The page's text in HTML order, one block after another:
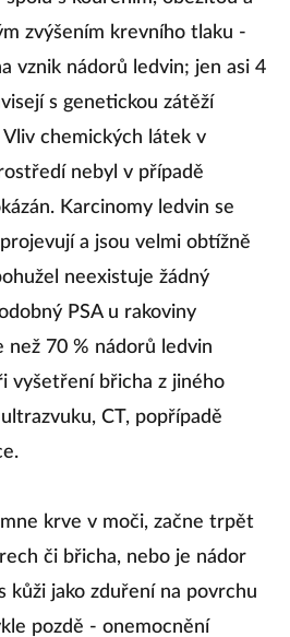
zvýšením krevního tlaku -
vznik nádorů ledvin; jen asi 4
s genetickou zátěží
chemických látek v
nebyl v případě
Karcinomy ledvin se
a jsou velmi obtížně
neexistuje žádný
PSA u rakoviny
než 70 % nádorů ledvin
vyšetření břicha z jiného
CT, popřípadě
krve v moči, začne trpět
či břicha, nebo je nádor
kůži jako zduření na povrchu
pozdě - onemocnění